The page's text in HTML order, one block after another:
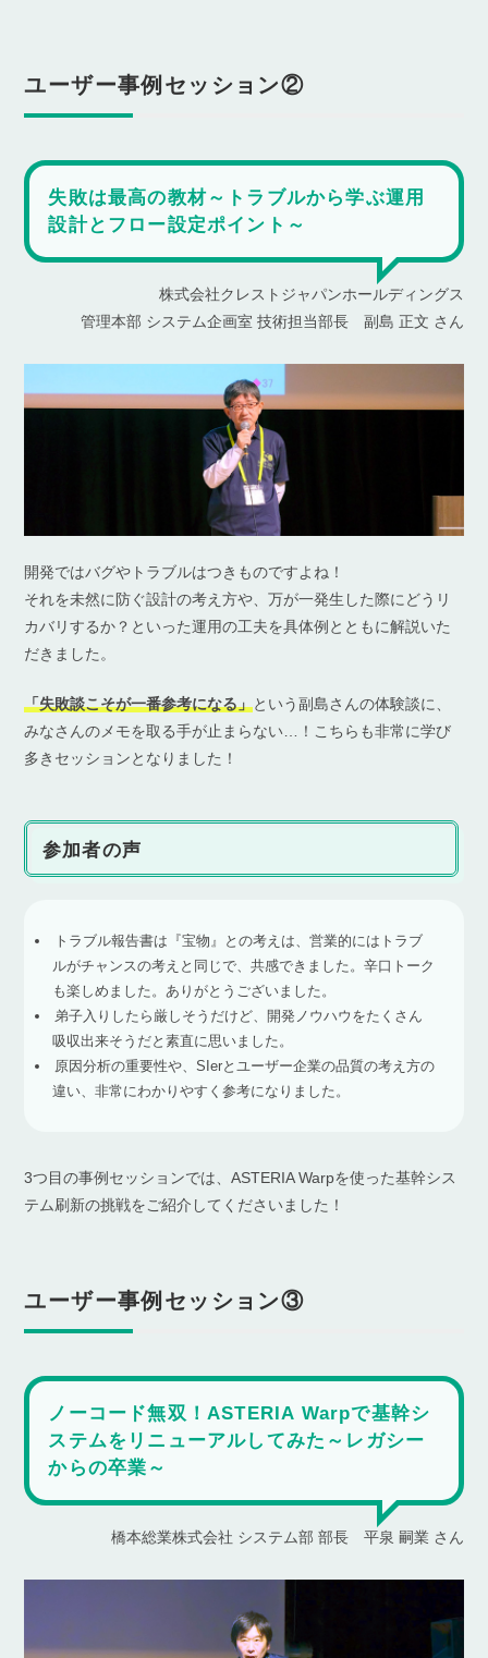
ユーザー事例セッション②
失敗は最高の教材～トラブルから学ぶ運用
設計とフロー設定ポイント～
株式会社クレストジャパンホールディングス
管理本部 システム企画室 技術担当部長 副島 正文 さん
開発ではバグやトラブルはつきものですよね！
それを未然に防ぐ設計の考え方や、万が一発生した際にどうリ
カバリするか？といった運用の工夫を具体例とともに解説いた
だきました。
「失敗談こそが一番参考になる」という副島さんの体験談に、
みなさんのメモを取る手が止まらない…！こちらも非常に学び
多きセッションとなりました！
参加者の声
トラブル報告書は『宝物』との考えは、営業的にはトラブ
ルがチャンスの考えと同じで、共感できました。辛口トーク
も楽しめました。ありがとうございました。
弟子入りしたら厳しそうだけど、開発ノウハウをたくさん
吸収出来そうだと素直に思いました。
原因分析の重要性や、SIerとユーザー企業の品質の考え方の
違い、非常にわかりやすく参考になりました。
3つ目の事例セッションでは、ASTERIA Warpを使った基幹シス
テム刷新の挑戦をご紹介してくださいました！
ユーザー事例セッション③
ノーコード無双！ASTERIA Warpで基幹シ
ステムをリニューアルしてみた～レガシー
からの卒業～
橋本総業株式会社 システム部 部長 平泉 嗣業 さん